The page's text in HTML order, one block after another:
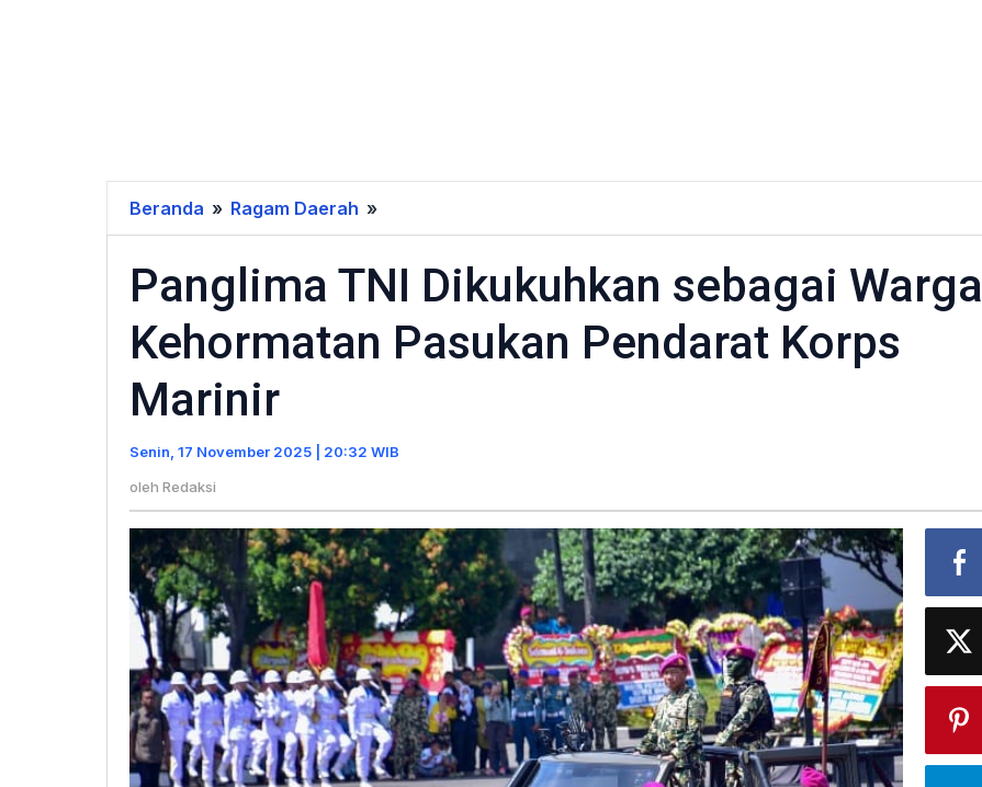
Beranda » Ragam Daerah »
TNI
Dikukuhkan
sebagai
Warga
Kehormatan
Korps
Panglima TNI Dikukuhkan sebagai Warga
Kehormatan Pasukan Pendarat Korps
Marinir
Senin, 17 November 2025 | 20:32 WIB
oleh Redaksi